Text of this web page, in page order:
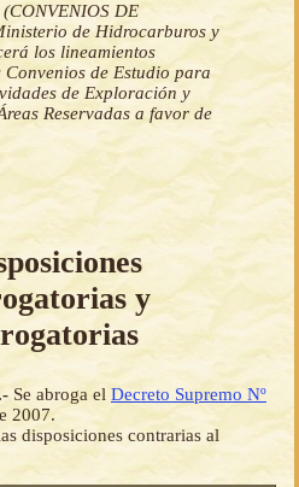
DE
de Hidrocarburos y
los lineamientos
Convenios de Estudio para
de Exploración y
Reservadas a favor de
y
Se abroga el Decreto Supremo Nº
2007.
disposiciones contrarias al